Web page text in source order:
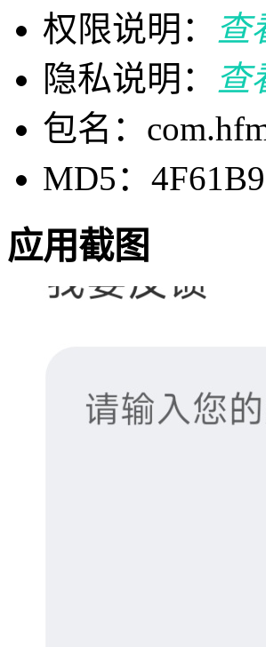
权限说明：
查
隐私说明：
查
包名：
MD5：
应用截图